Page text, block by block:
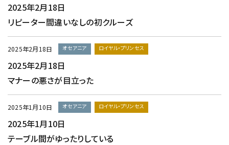
2025年2月18日
リピーター間違いなしの初クルーズ
2025年2月18日 オセアニア ロイヤル・プリンセス
2025年2月18日
マナーの悪さが目立った
2025年1月10日 オセアニア ロイヤル・プリンセス
2025年1月10日
テーブル間がゆったりしている